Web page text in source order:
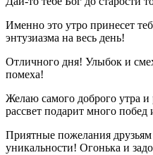
Именно это утро принесет
энтузиазма на весь день!
Отличного дня! Улыбок и
помеха!
Желаю самого доброго утра
рассвет подарит много
Приятные пожелания
уникальности! Огонька и